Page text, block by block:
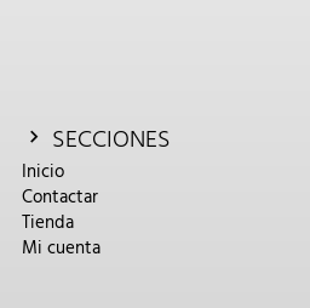
SECCIONES
Inicio
Contactar
Tienda
Mi cuenta